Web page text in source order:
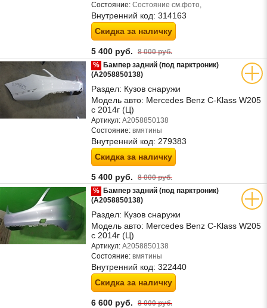
Состояние: Состояние см.фото,
Внутренний код: 314163
Скидка за наличку
5 400 руб. 8 000 руб.
% Бампер задний (под парктроник)
(A2058850138)
Раздел: Кузов снаружи
Модель авто: Mercedes Benz C-Klass W205
с 2014г (Ц)
Артикул: A2058850138
Состояние: вмятины
Внутренний код: 279383
Скидка за наличку
5 400 руб. 8 000 руб.
% Бампер задний (под парктроник)
(A2058850138)
Раздел: Кузов снаружи
Модель авто: Mercedes Benz C-Klass W205
с 2014г (Ц)
Артикул: A2058850138
Состояние: вмятины
Внутренний код: 322440
Скидка за наличку
6 600 руб. 8 000 руб.